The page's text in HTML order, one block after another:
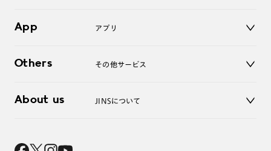
よくあるご質問
お問い合わせ
App アプリ
Others その他サービス
レンズ交換
About us JINSについて